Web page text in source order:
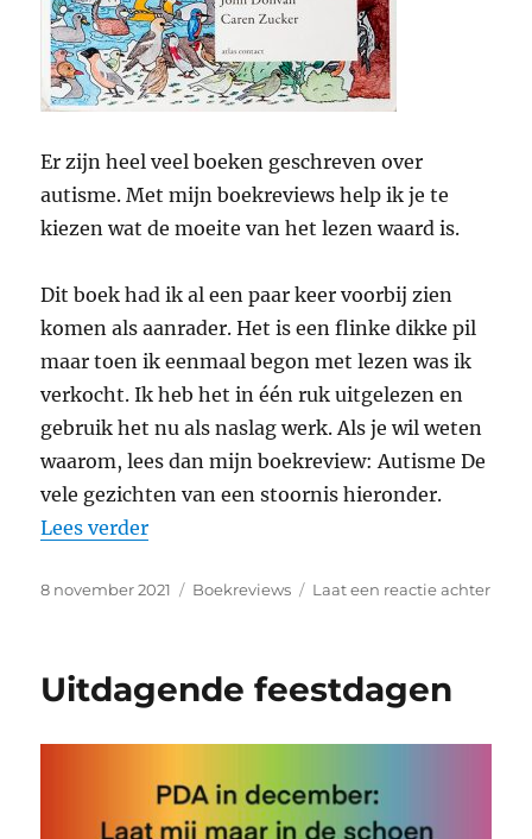
Er zijn heel veel boeken geschreven over
autisme. Met mijn boekreviews help ik je te
kiezen wat de moeite van het lezen waard is.
Dit boek had ik al een paar keer voorbij zien
komen als aanrader. Het is een flinke dikke pil
maar toen ik eenmaal begon met lezen was ik
verkocht. Ik heb het in één ruk uitgelezen en
gebruik het nu als naslag werk. Als je wil weten
waarom, lees dan mijn boekreview: Autisme De
vele gezichten van een stoornis hieronder.
Lees verder“Boekreview: Autisme De vele
Geplaatst
8 november 2021 Categorieën
Boekreviews Laat een reactie achterop
Uitdagende feestdagen